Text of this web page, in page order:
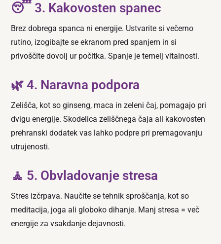
😴 3. Kakovosten spanec
Brez dobrega spanca ni energije. Ustvarite si večerno
rutino, izogibajte se ekranom pred spanjem in si
privoščite dovolj ur počitka. Spanje je temelj vitalnosti.
🌿 4. Naravna podpora
Zelišča, kot so ginseng, maca in zeleni čaj, pomagajo pri
dvigu energije. Skodelica zeliščnega čaja ali kakovosten
prehranski dodatek vas lahko podpre pri premagovanju
utrujenosti.
🧘 5. Obvladovanje stresa
Stres izčrpava. Naučite se tehnik sproščanja, kot so
meditacija, joga ali globoko dihanje. Manj stresa = več
energije za vsakdanje dejavnosti.